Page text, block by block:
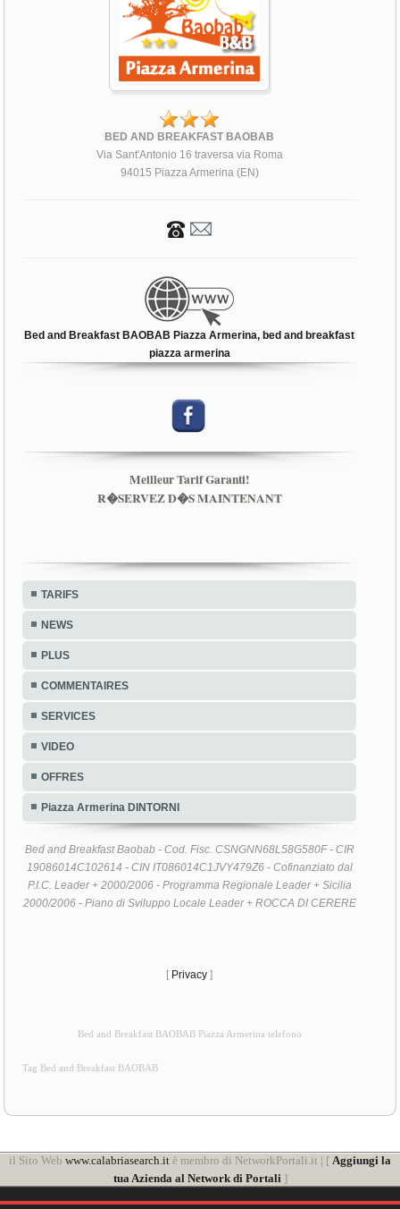
BED AND BREAKFAST BAOBAB
Via Sant'Antonio 16 traversa via Roma
94015 Piazza Armerina (EN)
Bed and Breakfast BAOBAB Piazza Armerina, bed and breakfast
piazza armerina
Meilleur Tarif Garanti!
R�SERVEZ D�S MAINTENANT
TARIFS
NEWS
PLUS
COMMENTAIRES
SERVICES
VIDEO
OFFRES
Piazza Armerina DINTORNI
Bed and Breakfast Baobab - Cod. Fisc. CSNGNN68L58G580F - CIR
19086014C102614 - CIN IT086014C1JVY479Z6 - Cofinanziato dal
P.I.C. Leader + 2000/2006 - Programma Regionale Leader + Sicilia
2000/2006 - Piano di Sviluppo Locale Leader + ROCCA DI CERERE
[ Privacy ]
Bed and Breakfast BAOBAB Piazza Armerina telefono
Tag Bed and Breakfast BAOBAB
il Sito Web www.calabriasearch.it è membro di NetworkPortali.it | [ Aggiungi la
tua Azienda al Network di Portali]